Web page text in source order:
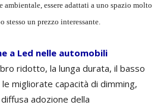
essere adattati a uno spazio molto
stesso un prezzo interessante.
a Led nelle automobili
ridotto, la lunga durata, il basso
migliorate capacità di dimming,
adozione della